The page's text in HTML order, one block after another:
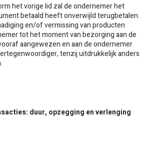
het vorige lid zal de ondernemer het
betaald heeft onverwijld terugbetalen.
en/of vermissing van producten
tot het moment van bezorging aan de
aangewezen en aan de ondernemer
tenzij uitdrukkelijk anders
duur, opzegging en verlenging